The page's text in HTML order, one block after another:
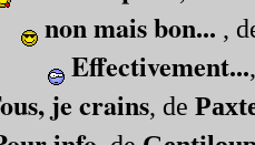
non mais bon... ,
Effectivement...
je crains, de